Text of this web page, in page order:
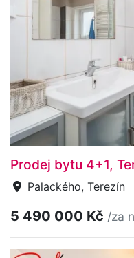
Prodej bytu 4+1,
Palackého, Terezín
5 490 000 Kč /za